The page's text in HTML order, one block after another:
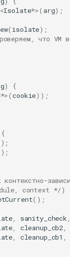
<Isolate*>( arg);
( isolate);
что VM
)
{
*>(cookie));
{
);
);
context */)
();
, sanity_check
, cleanup_cb2,
, cleanup_cb1 ,